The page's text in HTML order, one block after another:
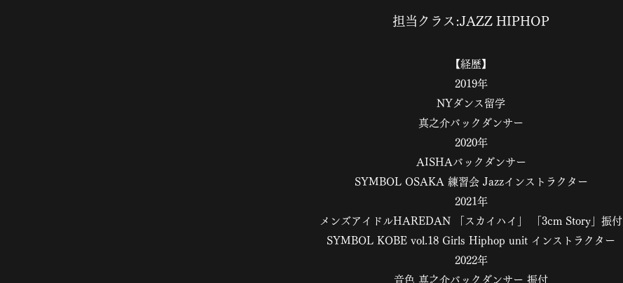
担当クラス:JAZZ HIPHOP
【経歴】
2019年
NYダンス留学
真之介バックダンサー
2020年
AISHAバックダンサー
SYMBOL OSAKA 練習会 Jazzインストラクター
2021年
メンズアイドルHAREDAN 「スカイハイ」 「3cm Story」振付
SYMBOL KOBE vol.18 Girls Hiphop unit インストラクター
2022年
音色 真之介バックダンサー 振付